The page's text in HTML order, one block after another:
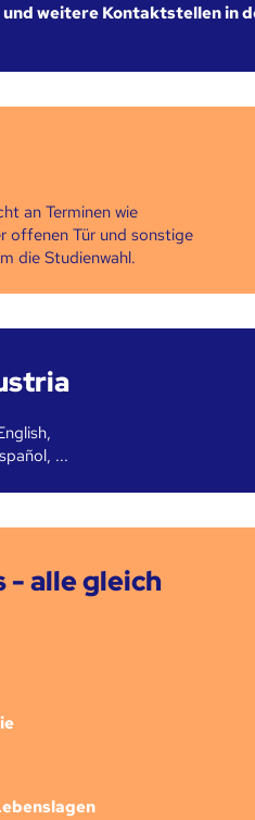
weitere Kontaktstellen in
an Terminen wie
offenen Tür und sonstige
die Studienwahl.
...
- alle gleich